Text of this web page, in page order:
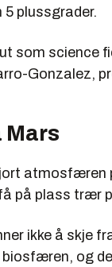
plussgrader.
som science
Gonzalez,
atmosfæren
på plass trær
ikke å skje
biosfæren, og